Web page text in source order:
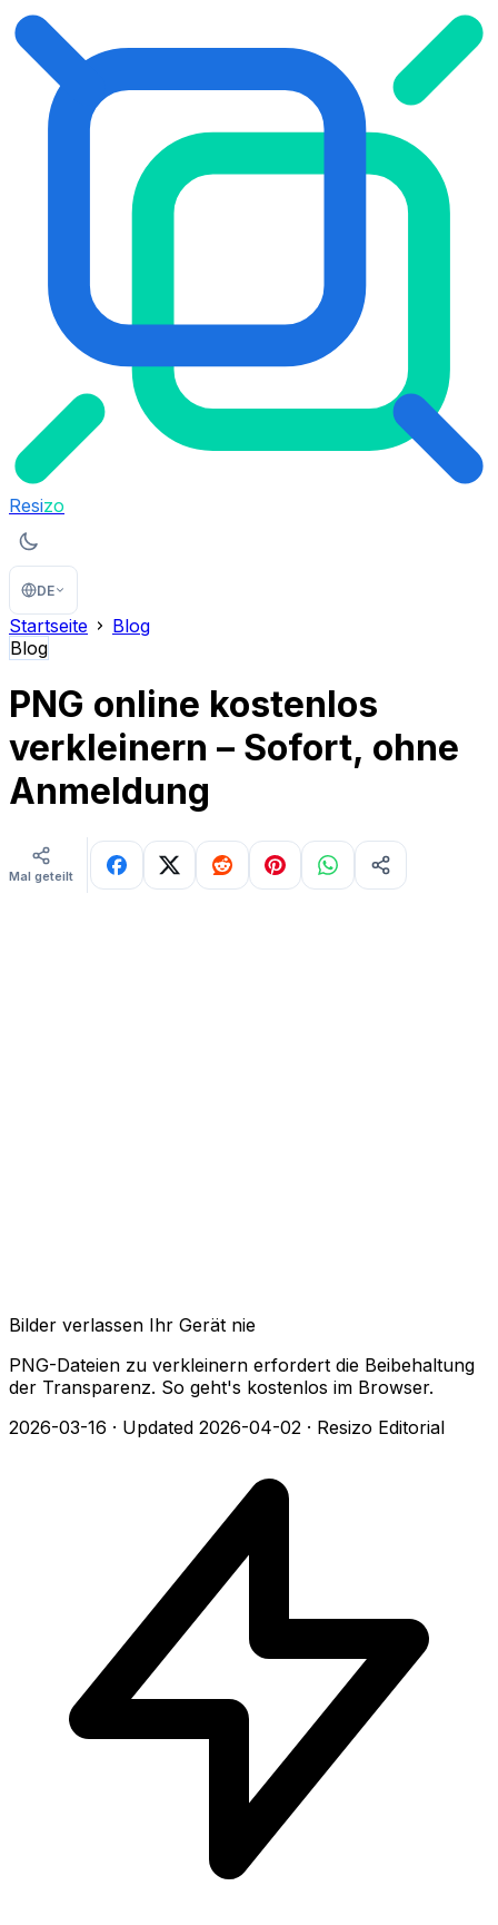
Resizo
DE
Startseite
Blog
Blog
PNG online kostenlos
verkleinern – Sofort, ohne
Anmeldung
Mal geteilt
Bilder verlassen Ihr Gerät nie
PNG-Dateien zu verkleinern erfordert die Beibehaltung
der Transparenz. So geht's kostenlos im Browser.
2026-03-16 · Updated 2026-04-02 · Resizo Editorial